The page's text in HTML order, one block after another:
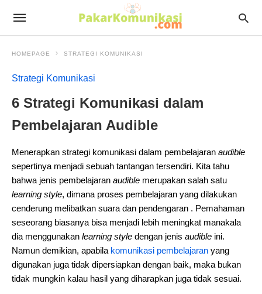
HOMEPAGE STRATEGI KOMUNIKASI
Strategi Komunikasi
6 Strategi Komunikasi dalam
Pembelajaran Audible
Menerapkan strategi komunikasi dalam pembelajaran audible
sepertinya menjadi sebuah tantangan tersendiri. Kita tahu
bahwa jenis pembelajaran audible merupakan salah satu
learning style, dimana proses pembelajaran yang dilakukan
cenderung melibatkan suara dan pendengaran . Pemahaman
seseorang biasanya bisa menjadi lebih meningkat manakala
dia menggunakan learning style dengan jenis audible ini.
Namun demikian, apabila komunikasi pembelajaran yang
digunakan juga tidak dipersiapkan dengan baik, maka bukan
tidak mungkin kalau hasil yang diharapkan juga tidak sesuai.